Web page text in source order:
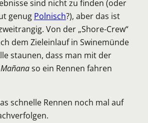
sind nicht zu finden (oder
genug Polnisch?), aber das ist
Von der „Shore-Crew“
dem Zieleinlauf in Swinemünde
staunen, dass man mit der
Mañanaso ein Rennen fahren
schnelle Rennen noch mal auf